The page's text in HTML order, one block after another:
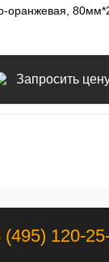
оранжевая,
Запросить
(495) 120-